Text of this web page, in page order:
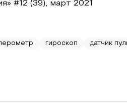
#12 (39), март 2021
гироскоп датчик